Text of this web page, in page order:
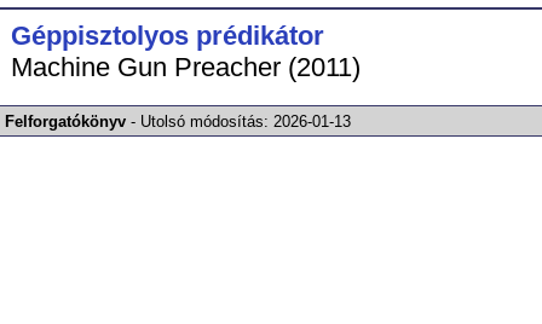
Géppisztolyos prédikátor
Machine Gun Preacher (2011)
Felforgatókönyv - Utolsó módosítás: 2026-01-13